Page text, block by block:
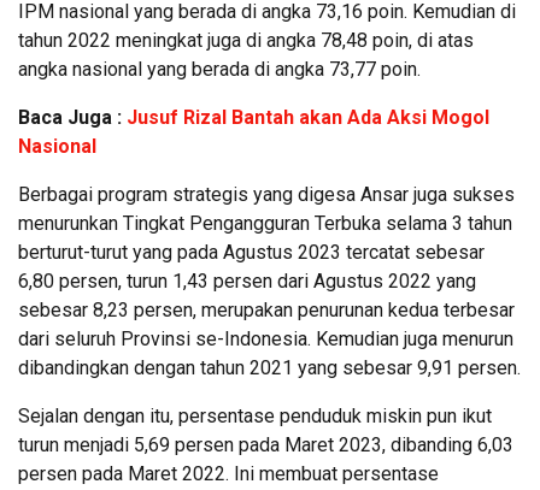
IPM nasional yang berada di angka 73,16 poin. Kemudian di
tahun 2022 meningkat juga di angka 78,48 poin, di atas
angka nasional yang berada di angka 73,77 poin.
Baca Juga : Jusuf Rizal Bantah akan Ada Aksi Mogol
Nasional
Berbagai program strategis yang digesa Ansar juga sukses
menurunkan Tingkat Pengangguran Terbuka selama 3 tahun
berturut-turut yang pada Agustus 2023 tercatat sebesar
6,80 persen, turun 1,43 persen dari Agustus 2022 yang
sebesar 8,23 persen, merupakan penurunan kedua terbesar
dari seluruh Provinsi se-Indonesia. Kemudian juga menurun
dibandingkan dengan tahun 2021 yang sebesar 9,91 persen.
Sejalan dengan itu, persentase penduduk miskin pun ikut
turun menjadi 5,69 persen pada Maret 2023, dibanding 6,03
persen pada Maret 2022. Ini membuat persentase